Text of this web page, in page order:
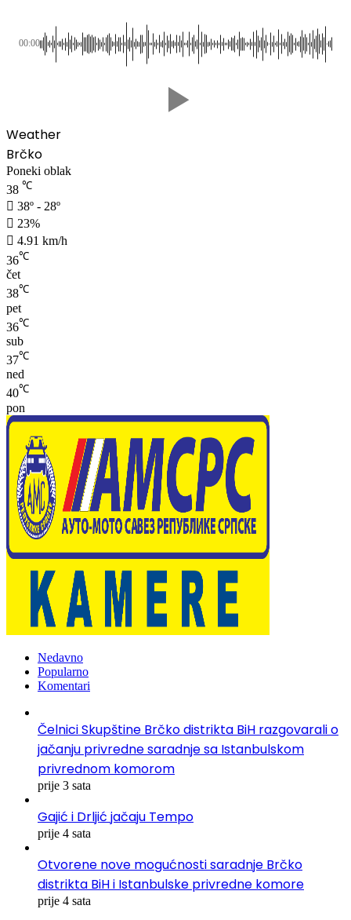
00:00
Weather
Brčko
Poneki oblak
38 ℃
38º - 28º
23%
4.91 km/h
36℃
čet
38℃
pet
36℃
sub
37℃
ned
40℃
pon
Nedavno
Popularno
Komentari
Čelnici Skupštine Brčko distrikta BiH razgovarali o
jačanju privredne saradnje sa Istanbulskom
privrednom komorom
prije 3 sata
Gajić i Drljić jačaju Tempo
prije 4 sata
Otvorene nove mogućnosti saradnje Brčko
distrikta BiH i Istanbulske privredne komore
prije 4 sata